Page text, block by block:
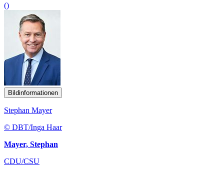
()
Bildinformationen
Stephan Mayer
© DBT/Inga Haar
Mayer, Stephan
CDU/CSU